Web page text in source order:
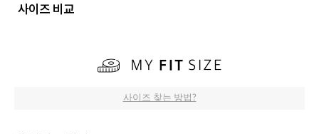
사이즈 비교